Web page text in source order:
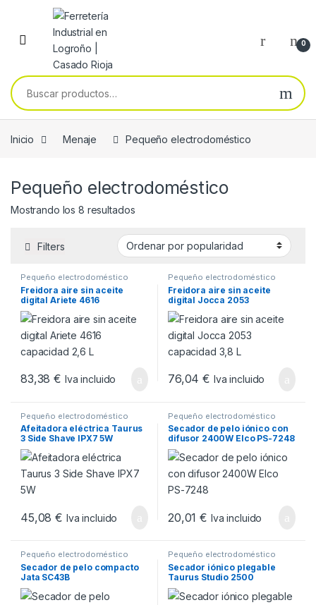
Skip to navigation
Skip to content
0
Buscar por:
Inicio Menaje Pequeño electrodoméstico
Pequeño electrodoméstico
Mostrando los 8 resultadosOrdenado por popularidad
Filters
Pequeño electrodoméstico
Freidora aire sin aceite
digital Ariete 4616
capacidad 2,6 L
83,38€ Iva incluido
Pequeño electrodoméstico
Freidora aire sin aceite
digital Jocca 2053
capacidad 3,8 L
76,04€ Iva incluido
Pequeño electrodoméstico
Afeitadora eléctrica Taurus
3 Side Shave IPX7 5W
45,08€ Iva incluido
Pequeño electrodoméstico
Secador de pelo iónico con
difusor 2400W Elco PS-7248
20,01€ Iva incluido
Pequeño electrodoméstico
Secador de pelo compacto
Jata SC43B
Pequeño electrodoméstico
Secador iónico plegable
Taurus Studio 2500